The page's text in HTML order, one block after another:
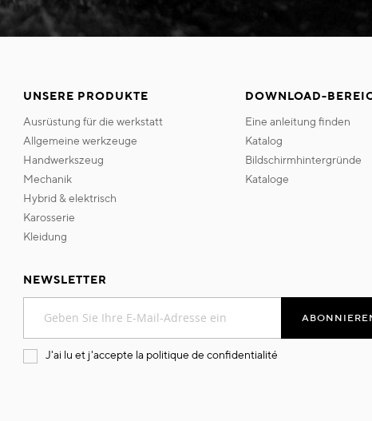
UNSERE PRODUKTE
ausrüstung für die werkstatt
allgemeine werkzeuge
handwerkszeug
mechanik
hybrid & elektrisch
karosserie
kleidung
DOWNLOAD-
eine anleitung finden
katalog
bildschirmhintergründe
kataloge
NEWSLETTER
sich
für
J'ai lu et j'accepte la politique de confidentialité